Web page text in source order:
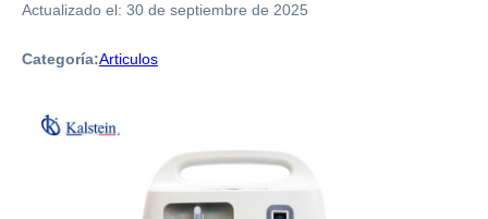
Actualizado el: 30 de septiembre de 2025
Categoría:Articulos